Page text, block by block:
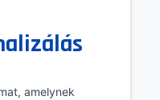
amelynek